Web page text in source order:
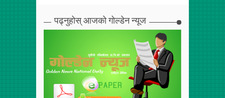
पढ्नुहोस् आजको गोल्डेन न्यूज